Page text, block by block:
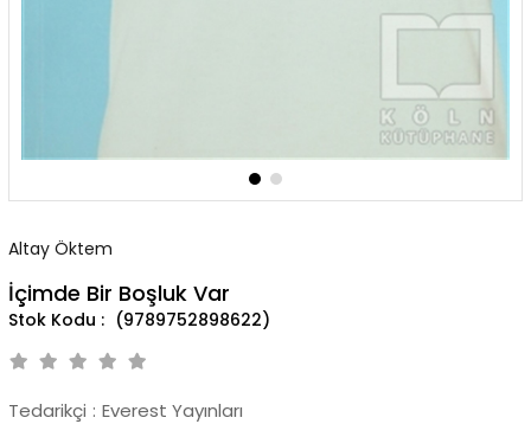
Altay Öktem
İçimde Bir Boşluk Var
(9789752898622)
Tedarikçi : Everest Yayınları